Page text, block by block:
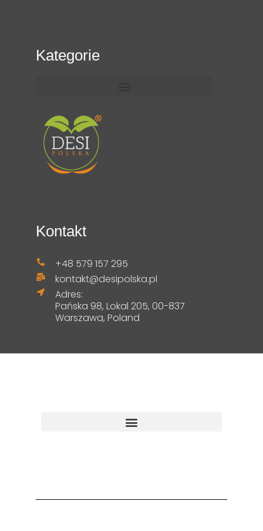
Kategorie
Kontakt
+48 579 157 295
kontakt@desipolska.pl
Adres:
Pańska 98, Lokal 205, 00-837
Warszawa, Poland